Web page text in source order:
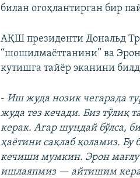
билан огоҳлантирган бир
АҚШ президенти Дональд
“шошилмаётганини” ва
кутишга тайёр эканини
-Иш жуда нозик чегарада
жуда тез кечади. Биз тўлиқ
керак. Агар шундай бўлса,
ҳаётини сақлаб қоламиз.
кечиши мумкин. Эрон
ишлаяпмиз — айтишим